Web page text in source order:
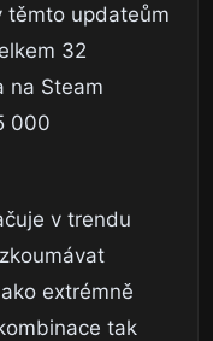
těmto updateům
32
na Steam
000
v trendu
extrémně
tak